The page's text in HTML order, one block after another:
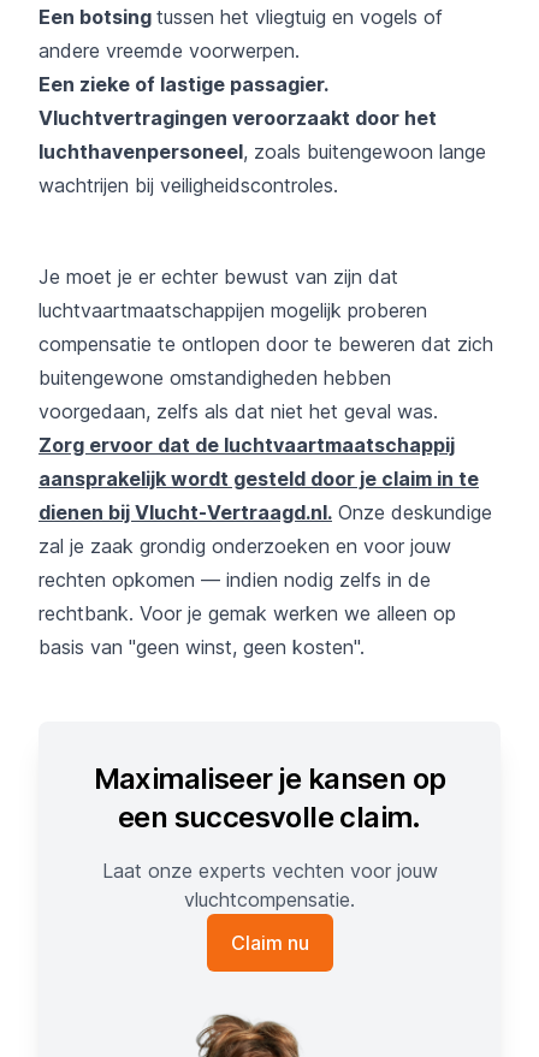
Een botsing tussen het vliegtuig en vogels of
andere vreemde voorwerpen.
Een zieke of lastige passagier.
Vluchtvertragingen veroorzaakt door het
luchthavenpersoneel, zoals buitengewoon lange
wachtrijen bij veiligheidscontroles.
Je moet je er echter bewust van zijn dat
luchtvaartmaatschappijen mogelijk proberen
compensatie te ontlopen door te beweren dat zich
buitengewone omstandigheden hebben
voorgedaan, zelfs als dat niet het geval was.
Zorg ervoor dat de luchtvaartmaatschappij
aansprakelijk wordt gesteld door je claim in te
dienen bij Vlucht-Vertraagd.nl. Onze deskundige
zal je zaak grondig onderzoeken en voor jouw
rechten opkomen — indien nodig zelfs in de
rechtbank. Voor je gemak werken we alleen op
basis van "geen winst, geen kosten".
Maximaliseer je kansen op
een succesvolle claim.
Laat onze experts vechten voor jouw
vluchtcompensatie.
Claim nu